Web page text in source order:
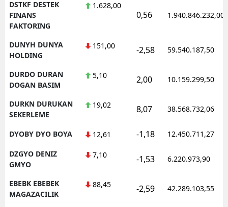
DSTKF DESTEK
FINANS
FAKTORING
1.628,00
0,56 1.940.846.232,00
DUNYH DUNYA
HOLDING
151,00 -2,58 59.540.187,50
DURDO DURAN
DOGAN BASIM
5,10 2,00 10.159.299,50
DURKN DURUKAN
SEKERLEME
19,02 8,07 38.568.732,06
DYOBY DYO BOYA 12,61 -1,18 12.450.711,27
DZGYO DENIZ
GMYO
7,10 -1,53 6.220.973,90
EBEBK EBEBEK
MAGAZACILIK
88,45 -2,59 42.289.103,55